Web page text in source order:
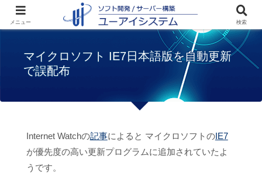
お知らせ
マイクロソフト IE7日本
語版を自動更新で誤配布
マイクロソフト IE7日本語版を自動更新
で誤配布
Internet Watchの記事によると マイクロソフトのIE7
が優先度の高い更新プログラムに追加されていたよ
うです。
メニュー 検索